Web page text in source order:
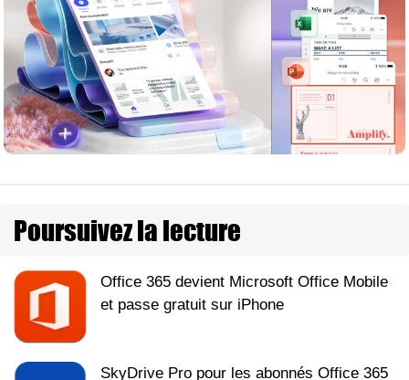
Poursuivez la lecture
Office 365 devient Microsoft Office Mobile
et passe gratuit sur iPhone
SkyDrive Pro pour les abonnés Office 365